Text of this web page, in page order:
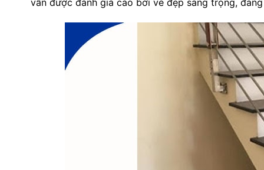
vẫn được đánh giá cao bởi vẻ đẹp sang trọng,